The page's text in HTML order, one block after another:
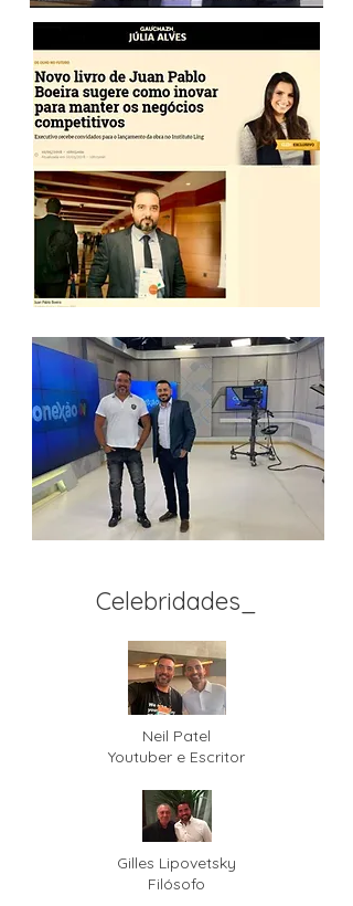
Celebridades_
Neil Patel
Youtuber e Escritor
Gilles Lipovetsky
Filósofo